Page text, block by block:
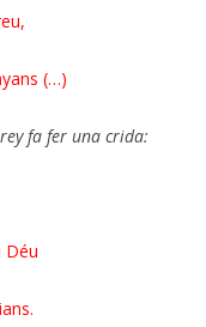
(…)
fa fer una crida:
Déu